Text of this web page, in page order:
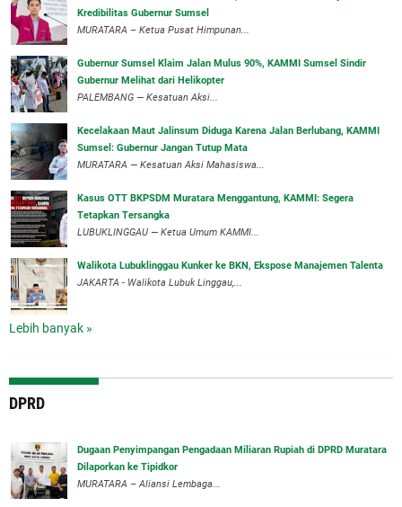
Kredibilitas Gubernur Sumsel
MURATARA – Ketua Pusat Himpunan...
‎Gubernur Sumsel Klaim Jalan Mulus 90%, KAMMI Sumsel Sindir
Gubernur Melihat dari Helikopter
‎PALEMBANG — Kesatuan Aksi...
‎Kecelakaan Maut Jalinsum Diduga Karena Jalan Berlubang, KAMMI
Sumsel: Gubernur Jangan Tutup Mata
‎MURATARA — Kesatuan Aksi Mahasiswa...
‎Kasus OTT BKPSDM Muratara Menggantung, KAMMI: Segera
Tetapkan Tersangka
‎LUBUKLINGGAU — Ketua Umum KAMMI...
Walikota Lubuklinggau Kunker ke BKN, Ekspose Manajemen Talenta
JAKARTA - Walikota Lubuk Linggau,...
Lebih banyak »
DPRD
‎Dugaan Penyimpangan Pengadaan Miliaran Rupiah di DPRD Muratara
Dilaporkan ke Tipidkor
‎MURATARA – Aliansi Lembaga...